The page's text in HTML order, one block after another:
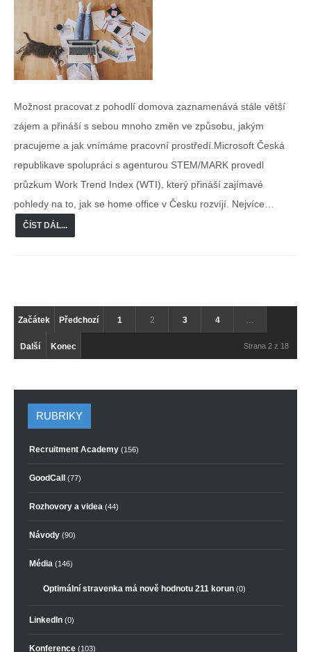
Možnost pracovat z pohodlí domova zaznamenává stále větší
zájem a přináší s sebou mnoho změn ve způsobu, jakým
pracujeme a jak vnímáme pracovní prostředí.Microsoft Česká
republikave spolupráci s agenturou STEM/MARK provedl
průzkum Work Trend Index (WTI), který přináší zajímavé
pohledy na to, jak se home office v Česku rozvíjí. Nejvíce…
ČÍST DÁL...
Začátek Předchozí 1 2 3 4 …
Další Konec Strana 2 z 18
RUBRIKY
Recruitment Academy (156)
GoodCall (77)
Rozhovory a videa (44)
Návody (90)
Média (146)
Optimální stravenka má nově hodnotu 211 korun (0)
LinkedIn (0)
Konference (103)